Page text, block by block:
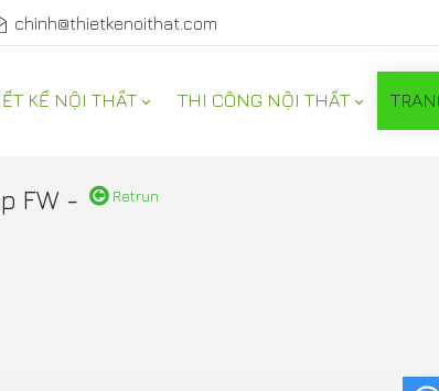
chinh@thietkenoithat.com
KẾ NỘI THẤT THI CÔNG NỘI THẤT
Retrun
FW -